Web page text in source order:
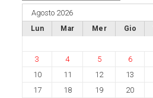
Agosto 2026
Lun Mar Mer Gio
3
4 5 6
10
11 12 13
17
18 19 20